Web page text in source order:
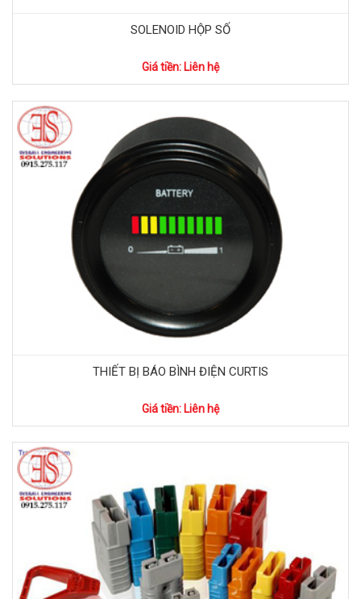
SOLENOID HỘP SỐ
Giá tiền: Liên hệ
THIẾT BỊ BÁO BÌNH ĐIỆN CURTIS
Giá tiền: Liên hệ